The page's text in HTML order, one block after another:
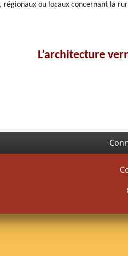
régionaux ou locaux concernant la
L’architecture